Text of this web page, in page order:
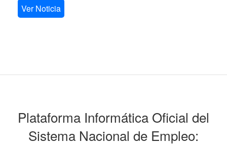
Ver Noticia
Plataforma Informática Oficial del
Sistema Nacional de Empleo: